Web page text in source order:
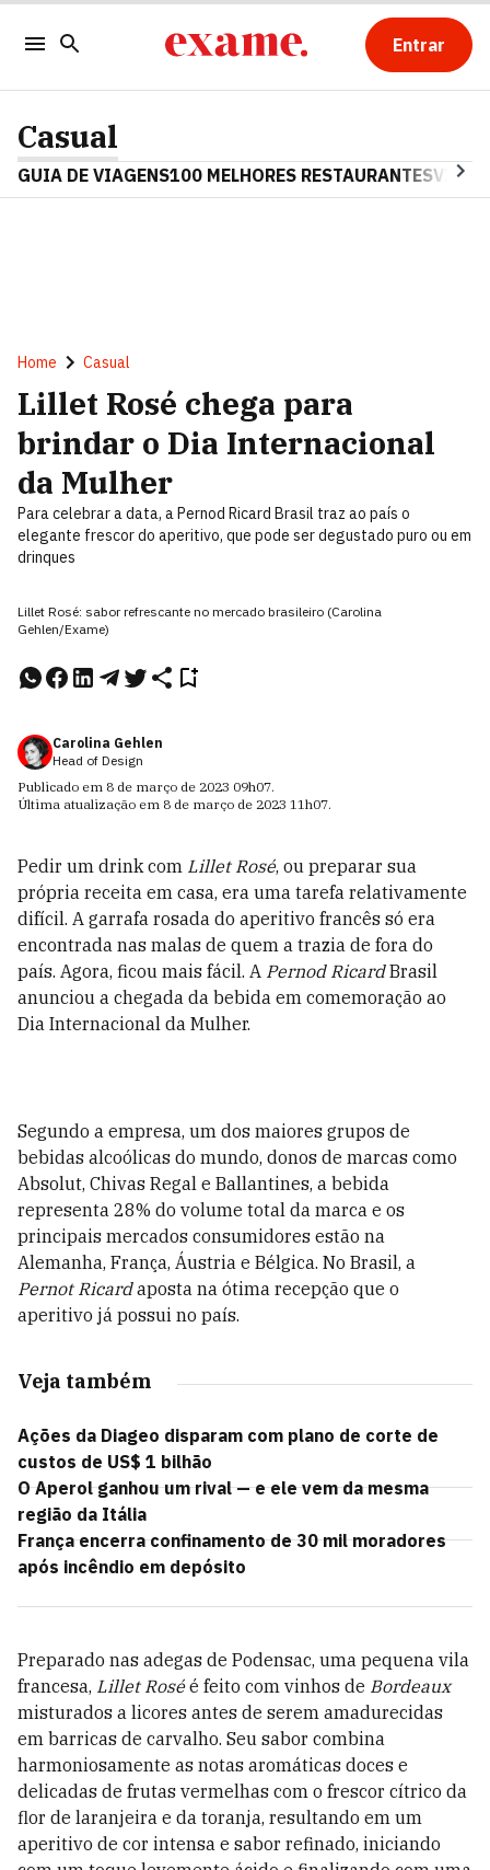
Entrar
Casual
GUIA DE VIAGENS100 MELHORES RESTAURANTES
Home Casual
Lillet Rosé chega para
brindar o Dia Internacional
da Mulher
Para celebrar a data, a Pernod Ricard Brasil traz ao país o
elegante frescor do aperitivo, que pode ser degustado puro ou em
drinques
Lillet Rosé: sabor refrescante no mercado brasileiro (Carolina
Gehlen/Exame)
Carolina Gehlen
Head of Design
Publicado em 8 de março de 2023 09h07.
Última atualização em 8 de março de 2023 11h07.
Pedir um drink com Lillet Rosé, ou preparar sua
própria receita em casa, era uma tarefa relativamente
difícil. A garrafa rosada do aperitivo francês só era
encontrada nas malas de quem a trazia de fora do
país. Agora, ficou mais fácil. A Pernod RicardBrasil
anunciou a chegada da bebida em comemoração ao
Dia Internacional da Mulher.
Segundo a empresa, um dos maiores grupos de
bebidas alcoólicas do mundo, donos de marcas como
Absolut, Chivas Regal e Ballantines, a bebida
representa 28% do volume total da marca e os
principais mercados consumidores estão na
Alemanha, França, Áustria e Bélgica. No Brasil, a
Pernot Ricardaposta na ótima recepção que o
aperitivo já possui no país.
Veja também
Ações da Diageo disparam com plano de corte de
custos de US$ 1 bilhão
O Aperol ganhou um rival — e ele vem da mesma
região da Itália
França encerra confinamento de 30 mil moradores
após incêndio em depósito
Preparado nas adegas de Podensac, uma pequena vila
francesa, Lillet Roséé feito com vinhos de Bordeaux
misturados a licores antes de serem amadurecidas
em barricas de carvalho. Seu sabor combina
harmoniosamente as notas aromáticas doces e
delicadas de frutas vermelhas com o frescor cítrico da
flor de laranjeira e da toranja, resultando em um
aperitivo de cor intensa e sabor refinado, iniciando